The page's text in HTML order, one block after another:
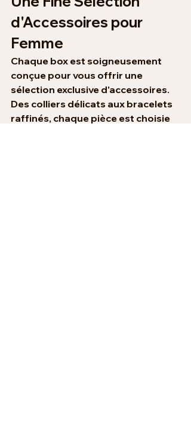
d'Accessoires pour
Femme
Chaque box est soigneusement
conçue pour vous offrir une
sélection exclusive d'accessoires.
Des colliers délicats aux bracelets
raffinés, chaque pièce est choisie